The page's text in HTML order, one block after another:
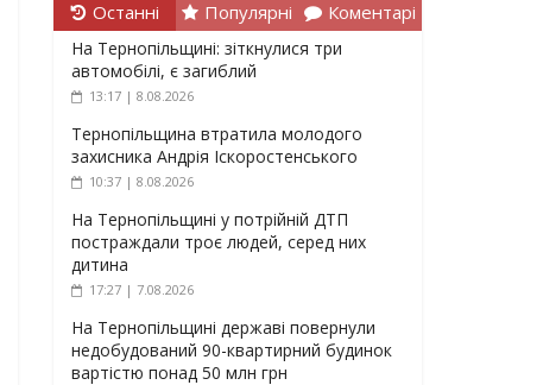
Останні Популярні Коментарі
На Тернопільщині: зіткнулися три
автомобілі, є загиблий
13:17 | 8.08.2026
Тернопільщина втратила молодого
захисника Андрія Іскоростенського
10:37 | 8.08.2026
На Тернопільщині у потрійній ДТП
постраждали троє людей, серед них
дитина
17:27 | 7.08.2026
На Тернопільщині державі повернули
недобудований 90-квартирний будинок
вартістю понад 50 млн грн